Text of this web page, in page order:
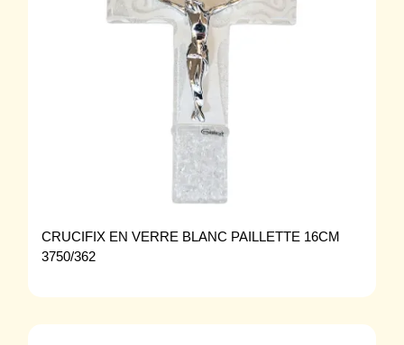
CRUCIFIX EN VERRE BLANC PAILLETTE 16CM
3750/362